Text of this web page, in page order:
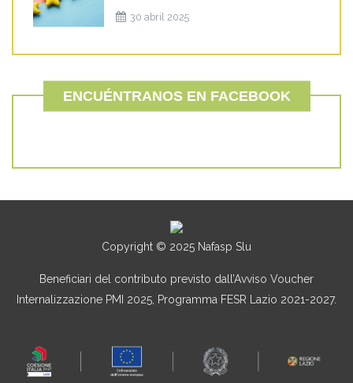
30 abril 2025
ENCUÉNTRANOS EN FACEBOOK
Copyright © 2025 Nafasp Slu
Beneficiari del contributo previsto dall’Avviso Voucher
Internalizzazione PMI 2025, Programma FESR Lazio 2021-2027.